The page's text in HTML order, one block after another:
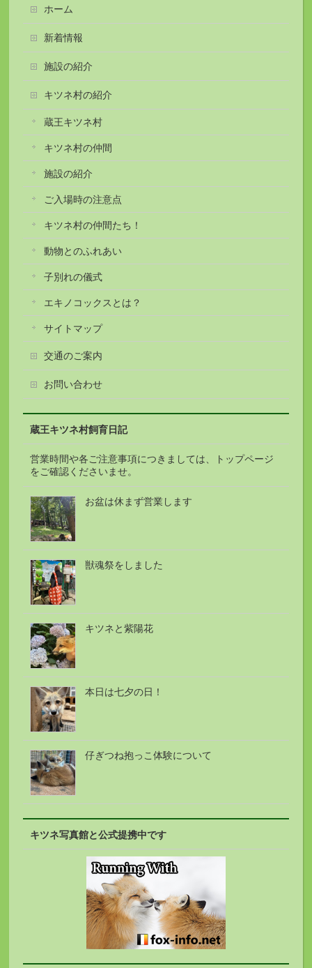
ホーム
新着情報
施設の紹介
キツネ村の紹介
蔵王キツネ村
キツネ村の仲間
施設の紹介
ご入場時の注意点
キツネ村の仲間たち！
動物とのふれあい
子別れの儀式
エキノコックスとは？
サイトマップ
交通のご案内
お問い合わせ
蔵王キツネ村飼育日記
営業時間や各ご注意事項につきましては、トップページ
をご確認くださいませ。
お盆は休まず営業します
獣魂祭をしました
キツネと紫陽花
本日は七夕の日！
仔ぎつね抱っこ体験について
キツネ写真館と公式提携中です